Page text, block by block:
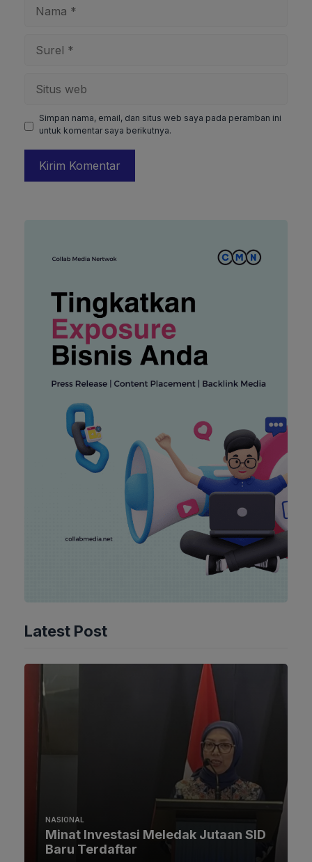
web
Simpan nama, email, dan situs web saya pada peramban ini
untuk komentar saya berikutnya.
Latest Post
NASIONAL
Minat Investasi Meledak Jutaan SID
Baru Terdaftar